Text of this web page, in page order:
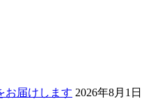
お届けします 2026年8月1日